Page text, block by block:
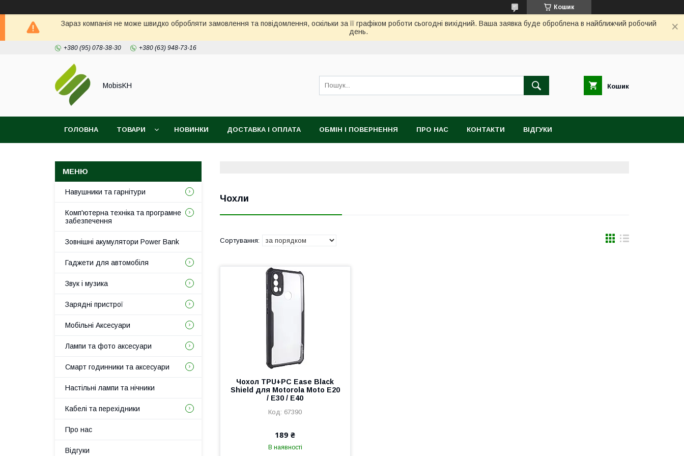
Кошик
Зараз компанія не може швидко обробляти замовлення та повідомлення, оскільки за її графіком роботи сьогодні вихідний. Ваша заявка буде оброблена в найближчий робочий
день.
+380 (95) 078-38-30 +380 (63) 948-73-16
MobisKH Кошик
ГОЛОВНА ТОВАРИ НОВИНКИ ДОСТАВКА І ОПЛАТА ОБМІН І ПОВЕРНЕННЯ ПРО НАС КОНТАКТИ ВІДГУКИ
Чохли
Чохол TPU+PC Ease Black
Shield для Motorola Moto E20
/ E30 / E40
67390
189 ₴
В наявності
Навушники та гарнітури
Комп'ютерна техніка та програмне
забезпечення
Зовнішні акумулятори Power Bank
Гаджети для автомобіля
Звук і музика
Зарядні пристрої
Мобільні Аксесуари
Лампи та фото аксесуари
Смарт годинники та аксесуари
Настільні лампи та нічники
Кабелі та перехідники
Про нас
Відгуки